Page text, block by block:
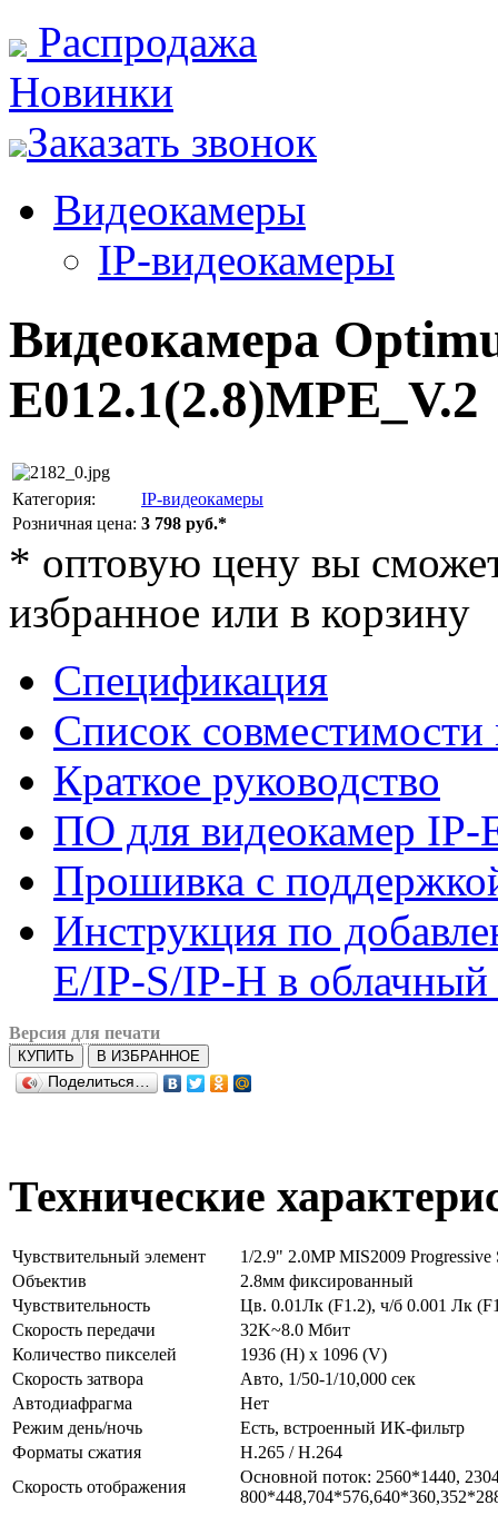
Распродажа
Новинки
Заказать звонок
Видеокамеры
IP-видеокамеры
Видеокамера
E012.1(2.8)MPE_V.2
Категория:
IP-видеокамеры
Розничная цена: 3 798 руб.*
* оптовую цену вы
избранное или в корзину
Спецификация
Список
Краткое руководство
ПО для видеокамер IP-
Прошивка с
Инструкция по
E/IP-S/IP-H в
Версия для печати
КУПИТЬ
В ИЗБРАННОЕ
Поделиться…
Технические
Чувствительный элемент
1/2.9" 2.0MP MIS2009 Progressive
Объектив
2.8мм фиксированный
Чувствительность
Цв. 0.01Лк (F1.2), ч/б 0.001 Лк
Скорость передачи
32K~8.0 Мбит
Количество пикселей
1936 (H) x 1096 (V)
Скорость затвора
Авто, 1/50-1/10,000 сек
Автодиафрагма
Нет
Режим день/ночь
Есть, встроенный ИК-фильтр
Форматы сжатия
H.265 / H.264
Скорость отображения
Основной поток: 2560*1440,